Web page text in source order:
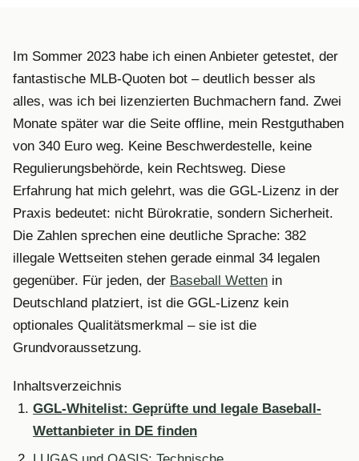
Im Sommer 2023 habe ich einen Anbieter getestet, der
fantastische MLB-Quoten bot – deutlich besser als
alles, was ich bei lizenzierten Buchmachern fand. Zwei
Monate später war die Seite offline, mein Restguthaben
von 340 Euro weg. Keine Beschwerdestelle, keine
Regulierungsbehörde, kein Rechtsweg. Diese
Erfahrung hat mich gelehrt, was die GGL-Lizenz in der
Praxis bedeutet: nicht Bürokratie, sondern Sicherheit.
Die Zahlen sprechen eine deutliche Sprache: 382
illegale Wettseiten stehen gerade einmal 34 legalen
gegenüber. Für jeden, der Baseball Wetten in
Deutschland platziert, ist die GGL-Lizenz kein
optionales Qualitätsmerkmal – sie ist die
Grundvoraussetzung.
Inhaltsverzeichnis
GGL-Whitelist: Geprüfte und legale Baseball-
Wettanbieter in DE finden